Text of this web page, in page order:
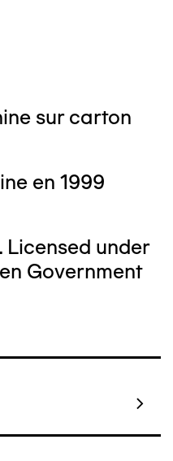
sur carton
en 1999
under
Government